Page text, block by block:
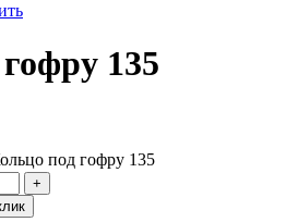
135
под гофру 135